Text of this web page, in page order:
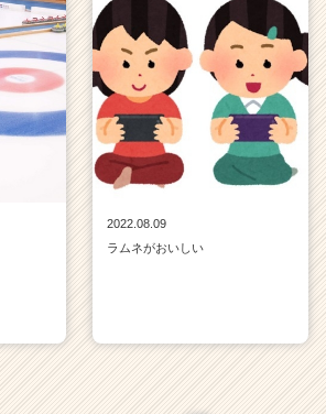
2022.08.09
ラムネがおいしい